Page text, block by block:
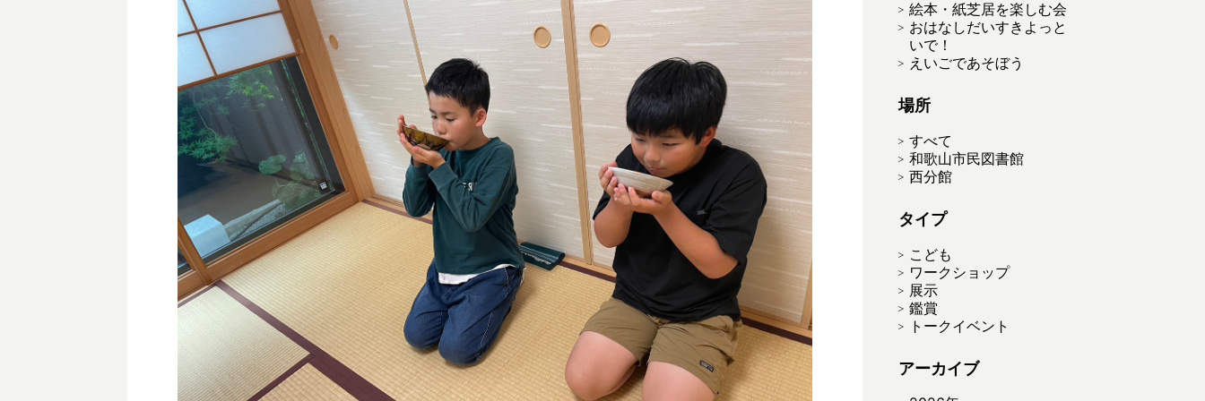
絵本・紙芝居を楽しむ会
おはなしだいすきよっと
いで！
えいごであそぼう
場所
すべて
和歌山市民図書館
西分館
タイプ
こども
ワークショップ
展示
鑑賞
トークイベント
アーカイブ